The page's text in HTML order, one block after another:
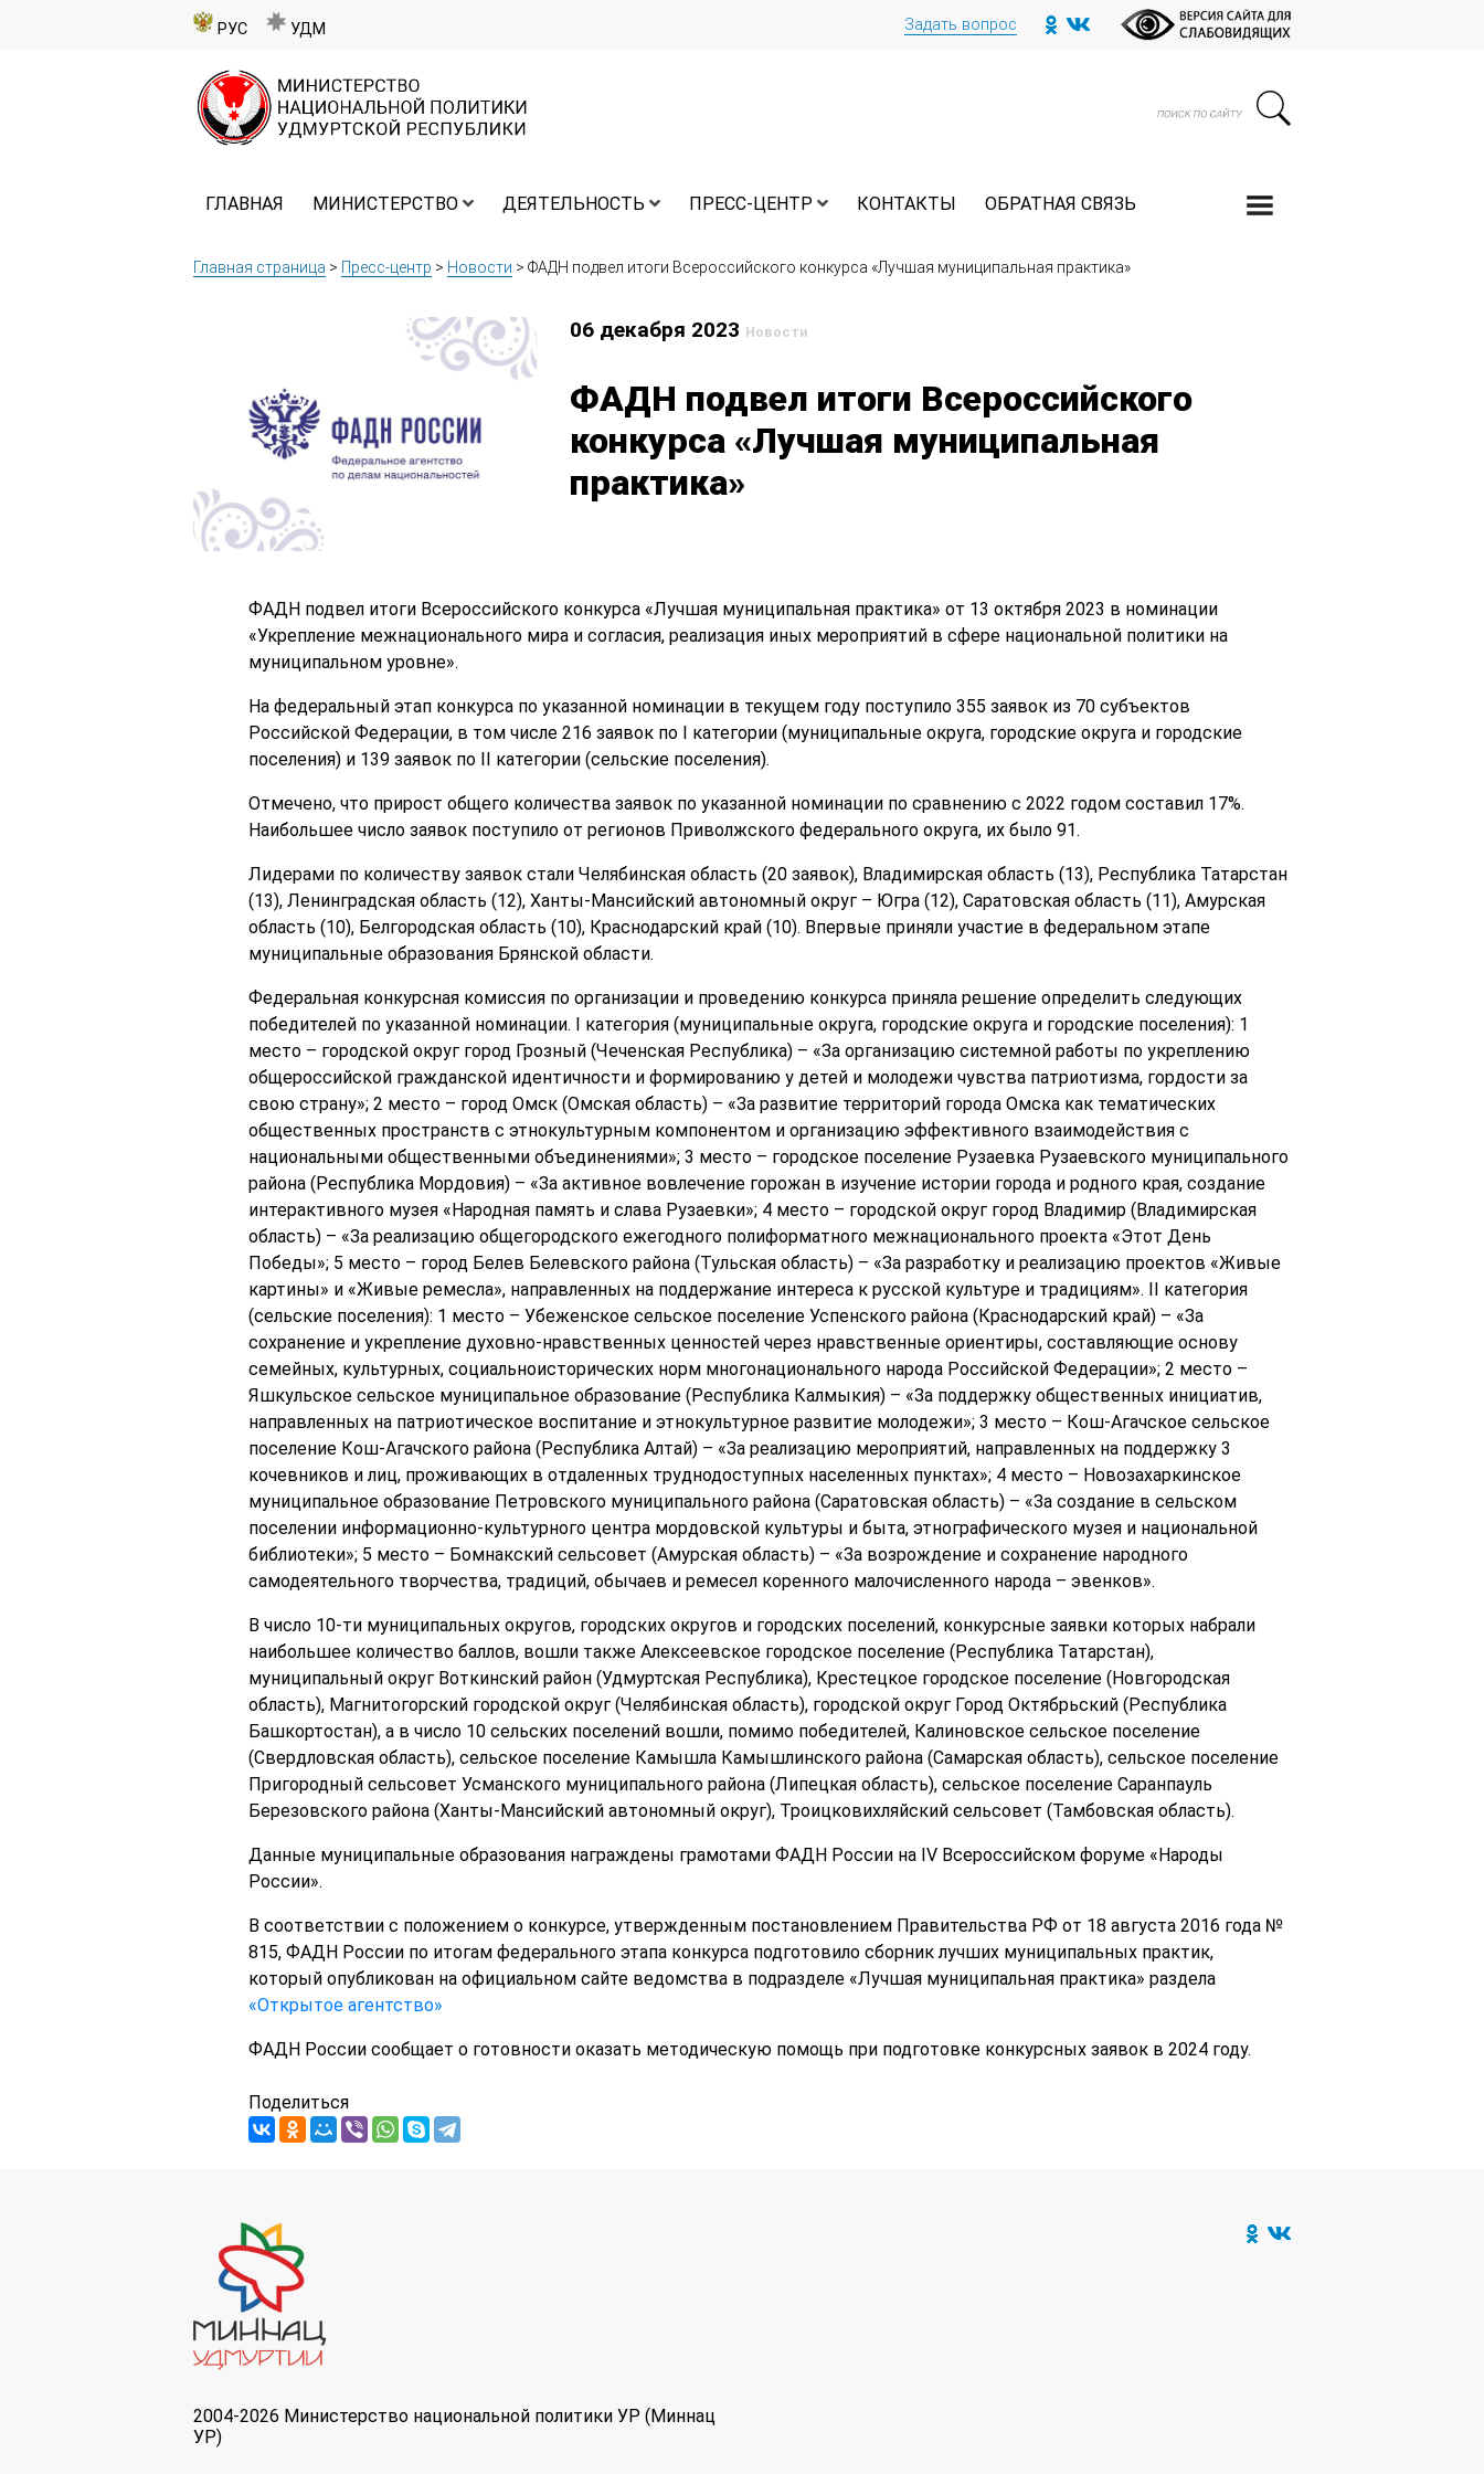
РУС УДМ Задать вопрос
ГЛАВНАЯ МИНИСТЕРСТВО ДЕЯТЕЛЬНОСТЬ ПРЕСС-ЦЕНТР КОНТАКТЫ ОБРАТНАЯ СВЯЗЬ
Главная страница > Пресс-центр > Новости > ФАДН подвел итоги Всероссийского конкурса «Лучшая муниципальная практика»
06 декабря 2023 Новости
ФАДН подвел итоги Всероссийского
конкурса «Лучшая муниципальная
практика»
ФАДН подвел итоги Всероссийского конкурса «Лучшая муниципальная практика» от 13 октября 2023 в номинации
«Укрепление межнационального мира и согласия, реализация иных мероприятий в сфере национальной политики на
муниципальном уровне».
На федеральный этап конкурса по указанной номинации в текущем году поступило 355 заявок из 70 субъектов
Российской Федерации, в том числе 216 заявок по I категории (муниципальные округа, городские округа и городские
поселения) и 139 заявок по II категории (сельские поселения).
Отмечено, что прирост общего количества заявок по указанной номинации по сравнению с 2022 годом составил 17%.
Наибольшее число заявок поступило от регионов Приволжского федерального округа, их было 91.
Лидерами по количеству заявок стали Челябинская область (20 заявок), Владимирская область (13), Республика Татарстан
(13), Ленинградская область (12), Ханты-Мансийский автономный округ – Югра (12), Саратовская область (11), Амурская
область (10), Белгородская область (10), Краснодарский край (10). Впервые приняли участие в федеральном этапе
муниципальные образования Брянской области.
Федеральная конкурсная комиссия по организации и проведению конкурса приняла решение определить следующих
победителей по указанной номинации. I категория (муниципальные округа, городские округа и городские поселения): 1
место – городской округ город Грозный (Чеченская Республика) – «За организацию системной работы по укреплению
общероссийской гражданской идентичности и формированию у детей и молодежи чувства патриотизма, гордости за
свою страну»; 2 место – город Омск (Омская область) – «За развитие территорий города Омска как тематических
общественных пространств с этнокультурным компонентом и организацию эффективного взаимодействия с
национальными общественными объединениями»; 3 место – городское поселение Рузаевка Рузаевского муниципального
района (Республика Мордовия) – «За активное вовлечение горожан в изучение истории города и родного края, создание
интерактивного музея «Народная память и слава Рузаевки»; 4 место – городской округ город Владимир (Владимирская
область) – «За реализацию общегородского ежегодного полиформатного межнационального проекта «Этот День
Победы»; 5 место – город Белев Белевского района (Тульская область) – «За разработку и реализацию проектов «Живые
картины» и «Живые ремесла», направленных на поддержание интереса к русской культуре и традициям». II категория
(сельские поселения): 1 место – Убеженское сельское поселение Успенского района (Краснодарский край) – «За
сохранение и укрепление духовно-нравственных ценностей через нравственные ориентиры, составляющие основу
семейных, культурных, социальноисторических норм многонационального народа Российской Федерации»; 2 место –
Яшкульское сельское муниципальное образование (Республика Калмыкия) – «За поддержку общественных инициатив,
направленных на патриотическое воспитание и этнокультурное развитие молодежи»; 3 место – Кош-Агачское сельское
поселение Кош-Агачского района (Республика Алтай) – «За реализацию мероприятий, направленных на поддержку 3
кочевников и лиц, проживающих в отдаленных труднодоступных населенных пунктах»; 4 место – Новозахаркинское
муниципальное образование Петровского муниципального района (Саратовская область) – «За создание в сельском
поселении информационно-культурного центра мордовской культуры и быта, этнографического музея и национальной
библиотеки»; 5 место – Бомнакский сельсовет (Амурская область) – «За возрождение и сохранение народного
самодеятельного творчества, традиций, обычаев и ремесел коренного малочисленного народа – эвенков».
В число 10-ти муниципальных округов, городских округов и городских поселений, конкурсные заявки которых набрали
наибольшее количество баллов, вошли также Алексеевское городское поселение (Республика Татарстан),
муниципальный округ Воткинский район (Удмуртская Республика), Крестецкое городское поселение (Новгородская
область), Магнитогорский городской округ (Челябинская область), городской округ Город Октябрьский (Республика
Башкортостан), а в число 10 сельских поселений вошли, помимо победителей, Калиновское сельское поселение
(Свердловская область), сельское поселение Камышла Камышлинского района (Самарская область), сельское поселение
Пригородный сельсовет Усманского муниципального района (Липецкая область), сельское поселение Саранпауль
Березовского района (Ханты-Мансийский автономный округ), Троицковихляйский сельсовет (Тамбовская область).
Данные муниципальные образования награждены грамотами ФАДН России на IV Всероссийском форуме «Народы
России».
В соответствии с положением о конкурсе, утвержденным постановлением Правительства РФ от 18 августа 2016 года №
815, ФАДН России по итогам федерального этапа конкурса подготовило сборник лучших муниципальных практик,
который опубликован на официальном сайте ведомства в подразделе «Лучшая муниципальная практика» раздела
«Открытое агентство»
ФАДН России сообщает о готовности оказать методическую помощь при подготовке конкурсных заявок в 2024 году.
Поделиться
2004-2026 Министерство национальной политики УР (Миннац
УР)